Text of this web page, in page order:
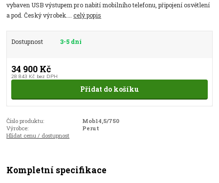
vybaven USB výstupem pro nabití mobilního telefonu, připojení osvětlení
a pod. Český výrobek....celý popis
Dostupnost 3-5 dní
34 900 Kč
28 843 Kč bez DPH
Přidat do košíku
Číslo produktu:
Mob14,5/750
Výrobce:
Perut
Hlídat cenu / dostupnost
Kompletní specifikace